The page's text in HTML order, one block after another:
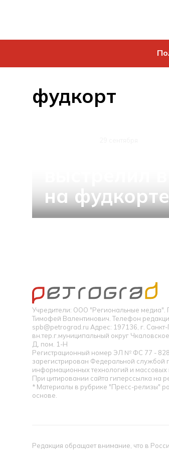
фудкорт
на
Учредители: ООО "Региональные
Тимофей Валентинович. Телефон
spb@petrograd.ru Адрес: 197136, г. Санкт-
вн.тер.г.муниципальный округ
Д, пом. 1-Н
Регистрационный номер ЭЛ № ФС 77 -
зарегистрирован Федеральной службой
информационных технологий и
При цитировании сайта гиперссылка на
* Материалы в рубрике "Пресс-релизы"
основе.
Редакция обращает внимание, что в